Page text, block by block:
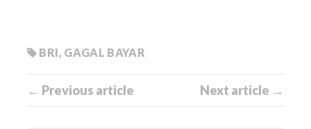
BRI, GAGAL BAYAR
← Previous article Next article →